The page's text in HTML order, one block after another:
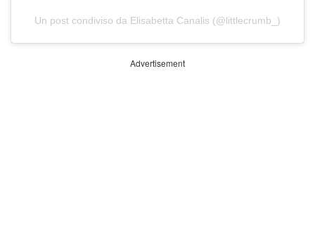
Un post condiviso da Elisabetta Canalis (@littlecrumb_)
Advertisement